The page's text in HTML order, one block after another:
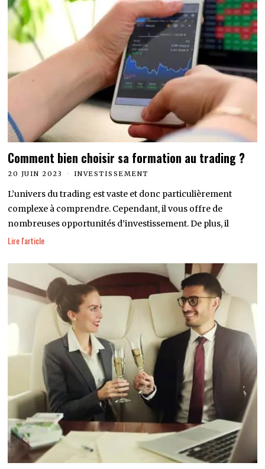
Comment bien choisir sa formation au trading ?
20 JUIN 2023 INVESTISSEMENT
L’univers du trading est vaste et donc particulièrement
complexe à comprendre. Cependant, il vous offre de
nombreuses opportunités d’investissement. De plus, il
Lire l'article